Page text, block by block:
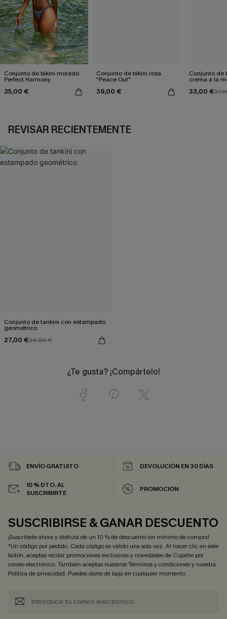
Conjunto de bikini morado
Perfect Harmony
35,00 €
Conjunto de bikini rosa
"Peace Out"
39,00 €
Conjunto de
crema a la
33,00 €
REVISAR RECIENTEMENTE
Conjunto de tankini con estampado
geométrico
27,00 €34,00 €
¿Te gusta? ¡Compártelo!
ENVÍO GRATUITO DEVOLUCIÓN EN 30 DÍAS
10 % DTO. AL
SUSCRIBIRTE
PROMOCIÓN
SUSCRIBIRSE & GANAR DESCUENTO
¡Suscríbete ahora y disfruta de un 10 % de descuento sin mínimo de compra!
*Un código por pedido. Cada código es válido una sola vez. Al hacer clic en este
botón, aceptas recibir promociones exclusivas y novedades de Cupshe por
correo electrónico. También aceptas nuestrosTérminos y condicionesy nuestra
Política de privacidad. Puedes darte de baja en cualquier momento.